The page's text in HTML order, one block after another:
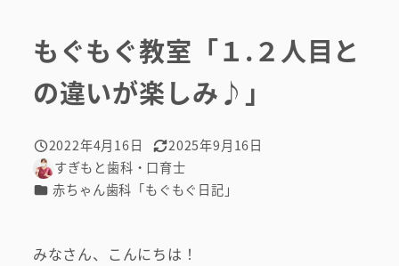
もぐもぐ教室「１.２人目と
の違いが楽しみ♪」
投稿日
2022年4月16日
更新日
2025年9月16日
著
者
すぎもと歯科・口育士
カテゴリー
赤ちゃん歯科「もぐもぐ日記」
みなさん、こんにちは！